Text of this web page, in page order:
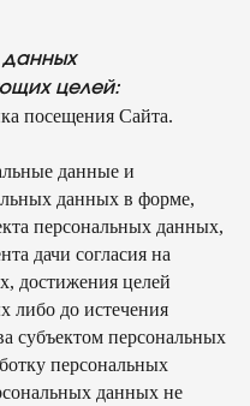
целей:
посещения Сайта.
данные и
данных в форме,
персональных данных,
дачи согласия на
достижения целей
либо до истечения
субъектом персональных
персональных
данных не